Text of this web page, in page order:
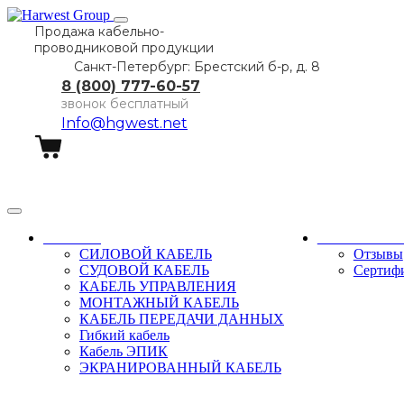
Продажа кабельно-
проводниковой продукции
Санкт-Петербург: Брестский б-р, д. 8
8 (800) 777-60-57
звонок бесплатный
Info@hgwest.net
СИЛОВОЙ КАБЕЛЬ
СУДОВОЙ КАБЕЛЬ
КАБЕЛЬ УПРАВЛЕНИЯ
МОНТАЖНЫЙ КАБЕЛЬ
КАБЕЛЬ ПЕРЕДАЧИ ДАННЫХ
Гибкий кабель
Кабель ЭПИК
ЭКРАНИРОВАННЫЙ КАБЕЛЬ
Отзывы